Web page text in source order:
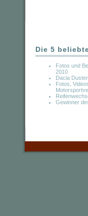
Die 5
Fotos und
2010
Dacia
Fotos,
Gewinner